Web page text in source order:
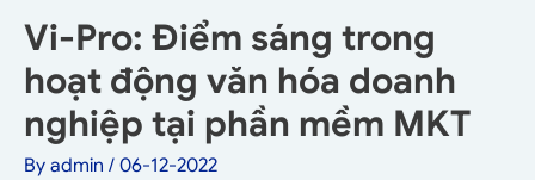
Vi-Pro: Điểm sáng trong
hoạt động văn hóa doanh
nghiệp tại phần mềm MKT
By admin / 06-12-2022